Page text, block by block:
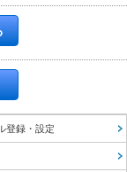
登録・設定